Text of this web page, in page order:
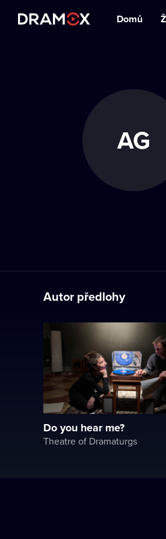
Domů
AG
Autor předlohy
Do you hear me?
Theatre of Dramaturgs